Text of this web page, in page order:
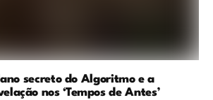
secreto do Algoritmo e a
nos ‘Tempos de Antes’